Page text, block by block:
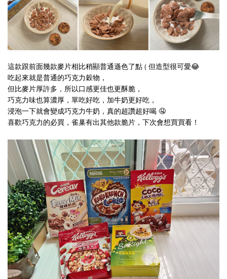
這款跟前面幾款麥片相比稍顯普通遜色了點 ( 但造型很可愛😂
吃起來就是普通的巧克力穀物，
但比麥片厚許多，所以口感更佳也更酥脆，
巧克力味也算濃厚，單吃好吃，加牛奶更好吃，
浸泡一下就會變成巧克力牛奶，真的超讚超好喝 🤤
喜歡巧克力的必買，雀巢有出其他款脆片，下次會想買買看！